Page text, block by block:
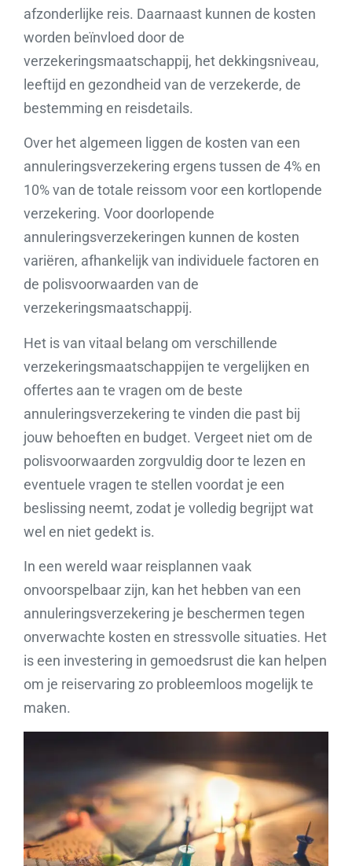
afzonderlijke reis. Daarnaast kunnen de kosten
worden beïnvloed door de
verzekeringsmaatschappij, het dekkingsniveau,
leeftijd en gezondheid van de verzekerde, de
bestemming en reisdetails.
Over het algemeen liggen de kosten van een
annuleringsverzekering ergens tussen de 4% en
10% van de totale reissom voor een kortlopende
verzekering. Voor doorlopende
annuleringsverzekeringen kunnen de kosten
variëren, afhankelijk van individuele factoren en
de polisvoorwaarden van de
verzekeringsmaatschappij.
Het is van vitaal belang om verschillende
verzekeringsmaatschappijen te vergelijken en
offertes aan te vragen om de beste
annuleringsverzekering te vinden die past bij
jouw behoeften en budget. Vergeet niet om de
polisvoorwaarden zorgvuldig door te lezen en
eventuele vragen te stellen voordat je een
beslissing neemt, zodat je volledig begrijpt wat
wel en niet gedekt is.
In een wereld waar reisplannen vaak
onvoorspelbaar zijn, kan het hebben van een
annuleringsverzekering je beschermen tegen
onverwachte kosten en stressvolle situaties. Het
is een investering in gemoedsrust die kan helpen
om je reiservaring zo probleemloos mogelijk te
maken.